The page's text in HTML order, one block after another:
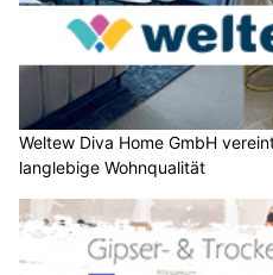
Weltew Diva Home GmbH
langlebige Wohnqualität